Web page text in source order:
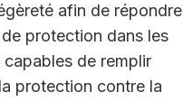
afin de répondre
protection dans les
capables de remplir
protection contre la